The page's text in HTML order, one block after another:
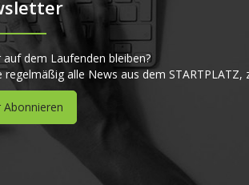
auf dem Laufenden bleiben?
regelmäßig alle News aus dem STARTPLATZ,
Abonnieren